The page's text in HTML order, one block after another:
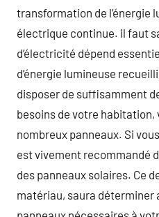
transformation de l’énergie
électrique continue. il faut
d’électricité dépend
d’énergie lumineuse
disposer de suffisamment
besoins de votre habitation,
nombreux panneaux. Si
est vivement recommandé
des panneaux solaires. Ce
matériau, saura déterminer